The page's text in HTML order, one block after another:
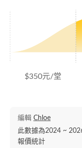
$350元/堂
編輯 Chloe
此數據為2024 ~
報價統計